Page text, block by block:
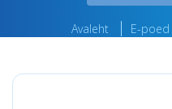
Avaleht E-poed